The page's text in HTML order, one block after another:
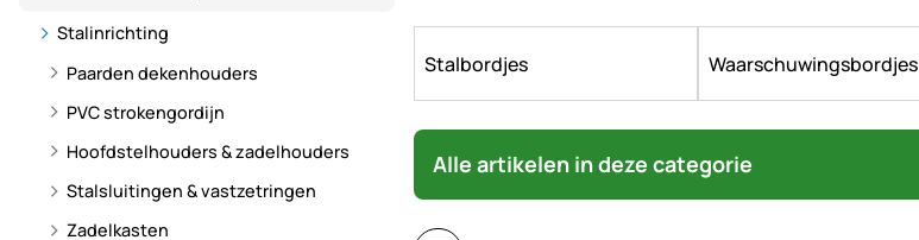
Stalinrichting
Paarden dekenhouders
PVC strokengordijn
Hoofdstelhouders & zadelhouders
Stalsluitingen & vastzetringen
Zadelkasten
Stalbordjes Waarschuwingsbordjes
Alle artikelen in deze categorie